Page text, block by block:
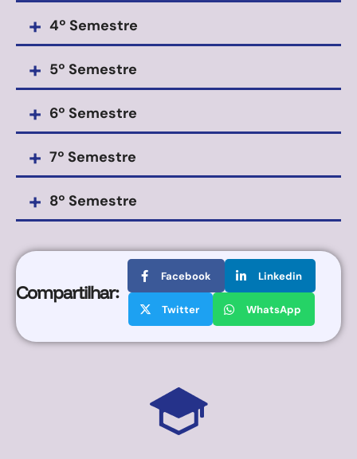
+ 4º Semestre
+ 5º Semestre
+ 6º Semestre
+ 7º Semestre
+ 8º Semestre
Compartilhar:
Facebook Linkedin
Twitter WhatsApp